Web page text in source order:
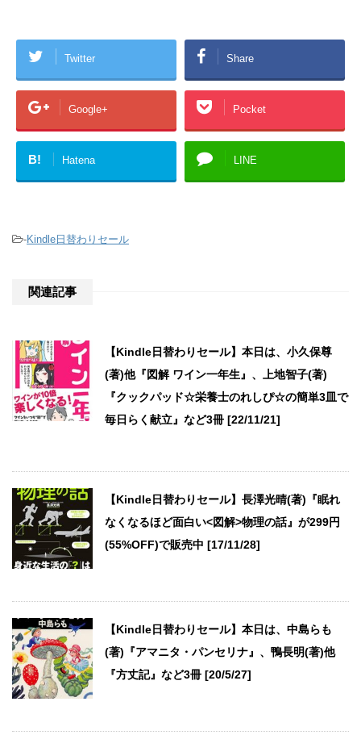
Twitter Share
Google+ Pocket
B! Hatena LINE
-Kindle日替わりセール
関連記事
【Kindle日替わりセール】本日は、小久保尊
(著)他『図解 ワイン一年生』、上地智子(著)
『クックパッド☆栄養士のれしぴ☆の簡単3皿で
毎日らく献立』など3冊 [22/11/21]
【Kindle日替わりセール】長澤光晴(著)『眠れ
なくなるほど面白い<図解>物理の話』が299円
(55%OFF)で販売中 [17/11/28]
【Kindle日替わりセール】本日は、中島らも
(著)『アマニタ・パンセリナ』、鴨長明(著)他
『方丈記』など3冊 [20/5/27]